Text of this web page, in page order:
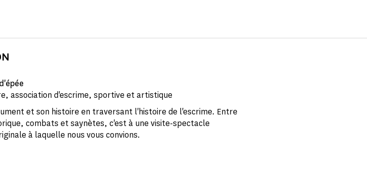
association d'escrime, sportive et artistique
et son histoire en traversant l'histoire de l'escrime. Entre
combats et saynètes, c'est à une visite-spectacle
à laquelle nous vous convions.